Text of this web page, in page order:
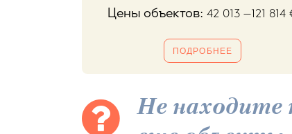
Цены объектов:42 013 –121 814
ПОДРОБНЕЕ
Не находите